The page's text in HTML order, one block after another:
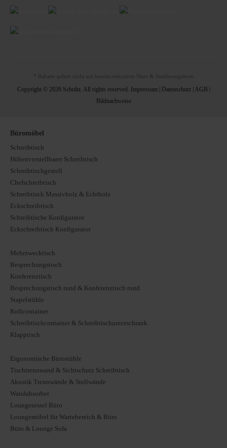
* Rabatte gelten nicht auf bereits reduzierte Ware & Sonderangebote
Copyright © 2026 Schultz. All rights reserved. Impressum| Datenschutz| AGB
Bildnachweise
Büromöbel
Schreibtisch
Höhenverstellbarer Schreibtisch
Schreibtischgestell
Chefschreibtisch
Schreibtisch Massivholz & Echtholz
Eckschreibtisch
Schreibtische Konfigurator
Eckschreibtisch Konfigurator
Mehrzwecktisch
Besprechungstisch
Konferenztisch
Besprechungstisch rund & Konferenztisch rund
Stapelstühle
Rollcontainer
Schreibtischcontainer & Schreibtischunterschrank
Klapptisch
Ergonomische Bürostühle
Tischtrennwand & Sichtschutz Schreibtisch
Akustik Trennwände & Stellwände
Wandabsorber
Loungesessel Büro
Loungemöbel für Wartebereich & Büro
Büro & Lounge Sofa